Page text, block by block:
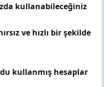
kullanabileceğiniz
ve hızlı bir şekilde
kullanmış hesaplar